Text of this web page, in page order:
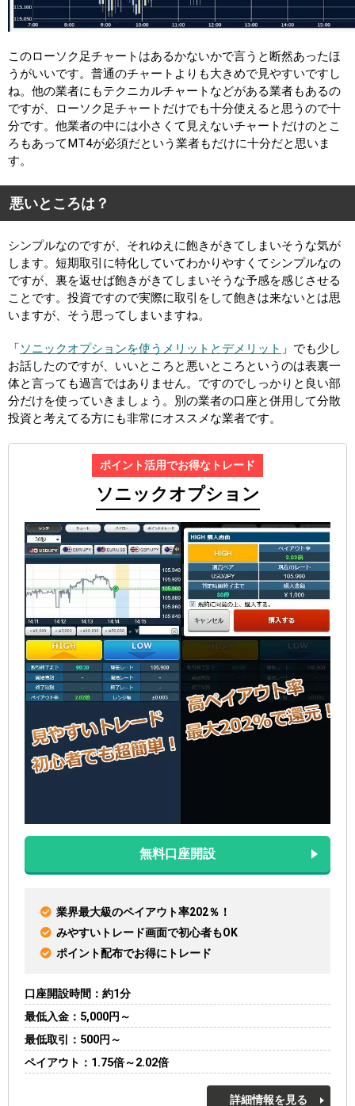
このローソク足チャートはあるかないかで言うと断然あったほ
うがいいです。普通のチャートよりも大きめで見やすいですし
ね。他の業者にもテクニカルチャートなどがある業者もあるの
ですが、ローソク足チャートだけでも十分使えると思うので十
分です。他業者の中には小さくて見えないチャートだけのとこ
ろもあってMT4が必須だという業者もだけに十分だと思いま
す。
悪いところは？
シンプルなのですが、それゆえに飽きがきてしまいそうな気が
します。短期取引に特化していてわかりやすくてシンプルなの
ですが、裏を返せば飽きがきてしまいそうな予感を感じさせる
ことです。投資ですので実際に取引をして飽きは来ないとは思
いますが、そう思ってしまいますね。
「ソニックオプションを使うメリットとデメリット 」でも少し
お話したのですが、いいところと悪いところというのは表裏一
体と言っても過言ではありません。ですのでしっかりと良い部
分だけを使っていきましょう。別の業者の口座と併用して分散
投資と考えてる方にも非常にオススメな業者です。
ポイント活用でお得なトレード
ソニックオプション
無料口座開設
業界最大級のペイアウト率202％！
みやすいトレード画面で初心者もOK
ポイント配布でお得にトレード
口座開設時間
約1分
最低入金
5,000円～
最低取引
500円～
ペイアウト
1.75倍～2.02倍
詳細情報を見る